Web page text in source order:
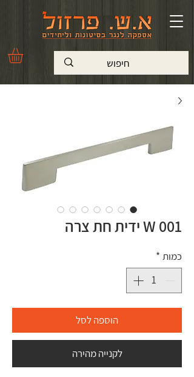
W 001 ידית חת צרה
כמות *
הוספה לסל
לקנייה מהירה